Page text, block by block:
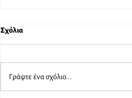
Σχόλια
Γράψτε ένα σχόλιο...